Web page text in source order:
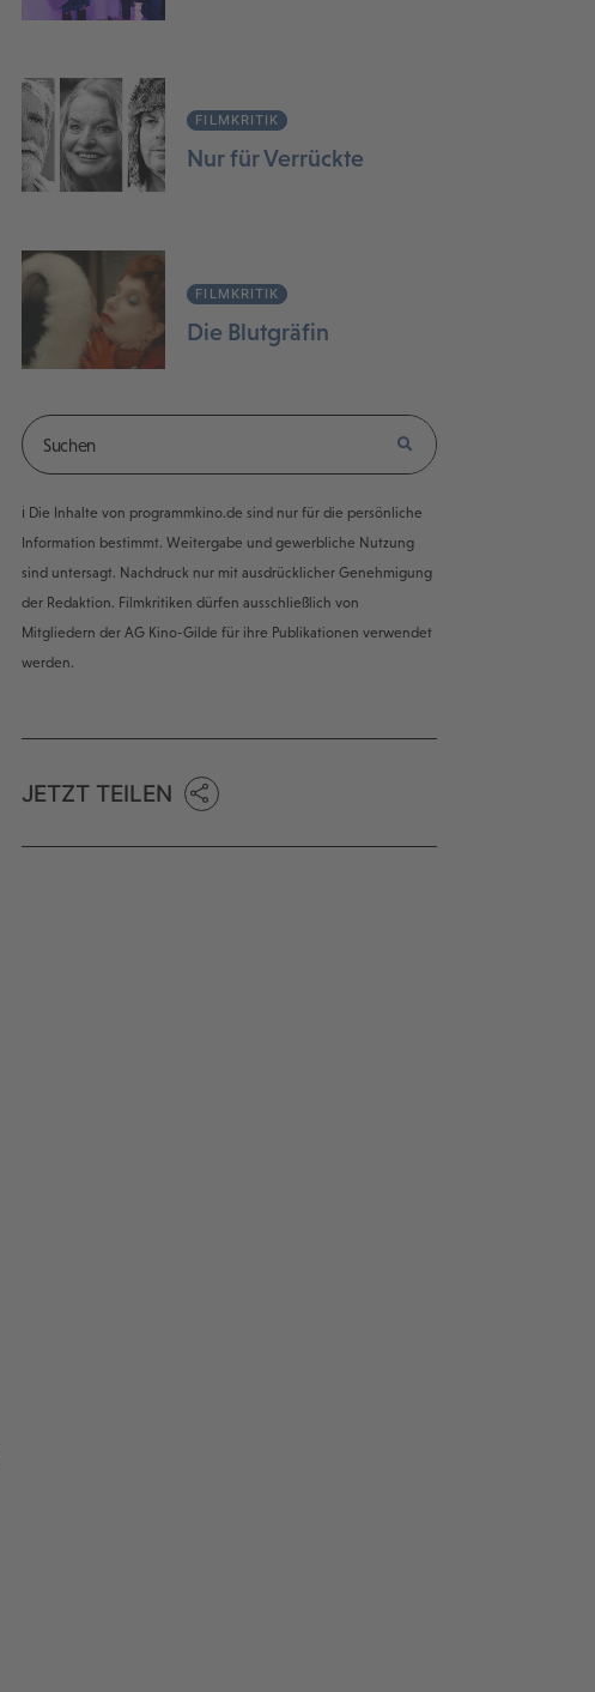
FILMKRITIK
Nur für Verrückte
FILMKRITIK
Die Blutgräfin
ℹ️ Die Inhalte von programmkino.de sind nur für die persönliche
Information bestimmt. Weitergabe und gewerbliche Nutzung
sind untersagt. Nachdruck nur mit ausdrücklicher Genehmigung
der Redaktion. Filmkritiken dürfen ausschließlich von
Mitgliedern der AG Kino-Gilde für ihre Publikationen verwendet
werden.
JETZT TEILEN